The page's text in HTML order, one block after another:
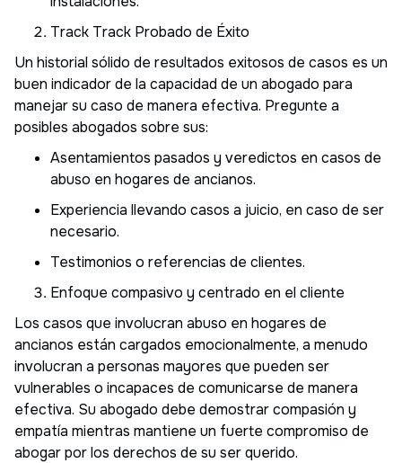
Track Track Probado de Éxito
Un historial sólido de resultados exitosos de casos es un
buen indicador de la capacidad de un abogado para
manejar su caso de manera efectiva. Pregunte a
posibles abogados sobre sus:
Asentamientos pasados y veredictos en casos de
abuso en hogares de ancianos.
Experiencia llevando casos a juicio, en caso de ser
necesario.
Testimonios o referencias de clientes.
Enfoque compasivo y centrado en el cliente
Los casos que involucran abuso en hogares de
ancianos están cargados emocionalmente, a menudo
involucran a personas mayores que pueden ser
vulnerables o incapaces de comunicarse de manera
efectiva. Su abogado debe demostrar compasión y
empatía mientras mantiene un fuerte compromiso de
abogar por los derechos de su ser querido.